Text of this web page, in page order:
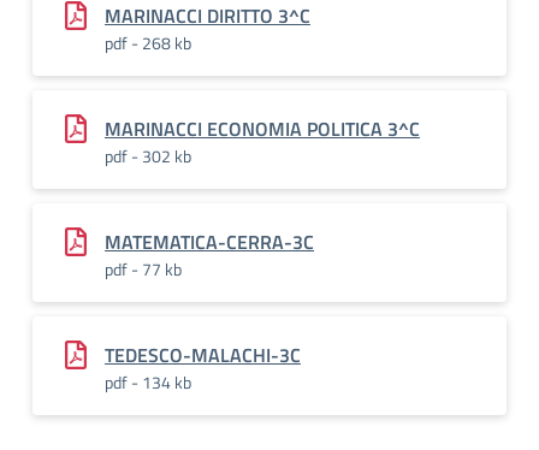
MARINACCI DIRITTO 3^C
pdf - 268 kb
MARINACCI ECONOMIA POLITICA 3^C
pdf - 302 kb
MATEMATICA-CERRA-3C
pdf - 77 kb
TEDESCO-MALACHI-3C
pdf - 134 kb